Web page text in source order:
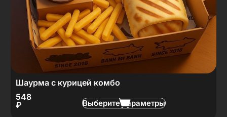
Шаурма с курицей комбо
548
₽
Выберите параметры